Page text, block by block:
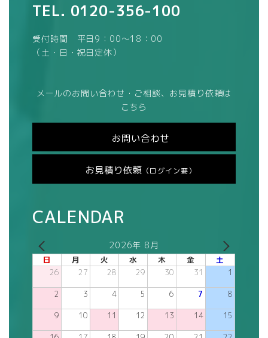
TEL. 0120-356-100
受付時間 平日9：00～18：00
（土・日・祝日定休）
メールのお問い合わせ・ご相談、お見積り依頼は
こちら
お問い合わせ
お見積り依頼 （ログイン要）
CALENDAR
2026年 8月
日 月 火 水 木 金 土
26 27 28 29 30 31 1
2 3 4 5 6 7 8
9 10 11 12 13 14 15